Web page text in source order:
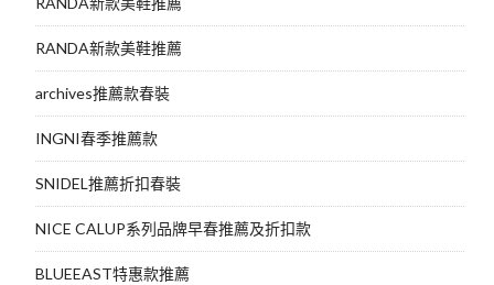
RANDA新款美鞋推薦
archives推薦款春裝
INGNI春季推薦款
SNIDEL推薦折扣春裝
NICE CALUP系列品牌早春推薦及折扣款
BLUEEAST特惠款推薦